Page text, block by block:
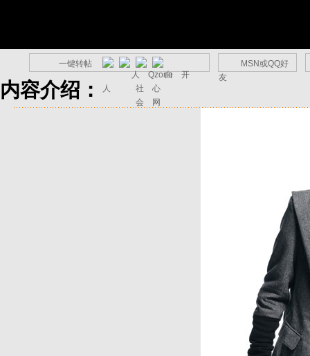
一键转帖
MSN或QQ好
友
内容介绍：